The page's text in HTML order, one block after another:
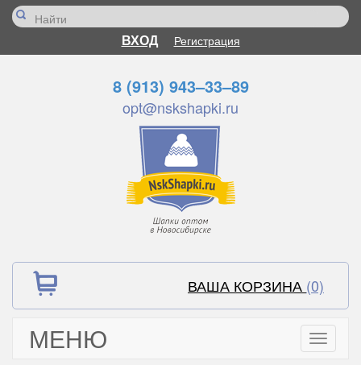
ВХОД Регистрация
8 (913) 943–33–89
opt@nskshapki.ru
ВАША КОРЗИНА (0)
МЕНЮ
Toggle